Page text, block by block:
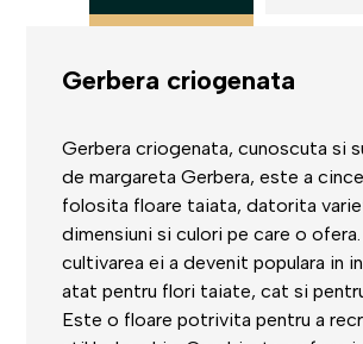
Gerbera criogenata
Gerbera criogenata, cunoscuta si
de margareta Gerbera, este a
folosita floare taiata, datorita
dimensiuni siculori pe care o
cultivarea ei a devenitpopulara in
atat pentru flori taiate, cat si
Este o floare potrivita pentru a